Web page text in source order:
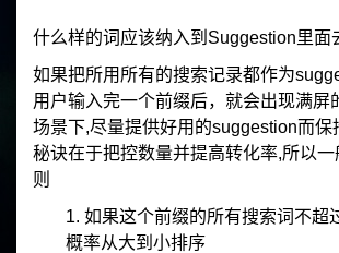
什么样的词应该纳入到Suggestion里面
如果把所用所有的搜索记录都作为
用户输入完一个前缀后，就会出现满屏
场景下,尽量提供好用的suggestion而保
秘诀在于把控数量并提高转化率,所以
则
1. 如果这个前缀的所有搜索词不超
概率从大到小排序